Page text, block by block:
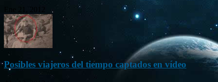
Posibles viajeros del tiempo captados en vídeo